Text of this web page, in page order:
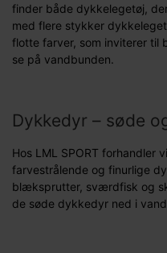
finder både dykkelegetøj,
med flere stykker
flotte farver, som inviterer til
se på vandbunden.
Dykkedyr – søde
Hos LML SPORT forhandler
farvestrålende og finurlige
blæksprutter, sværdfisk og
de søde dykkedyr ned i